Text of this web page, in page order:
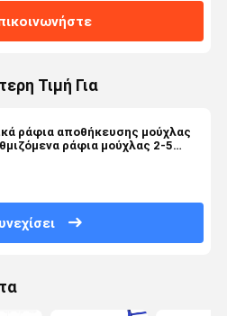
Τιμή Για
ράφια αποθήκευσης μούχλας
ράφια μούχλας 2-5